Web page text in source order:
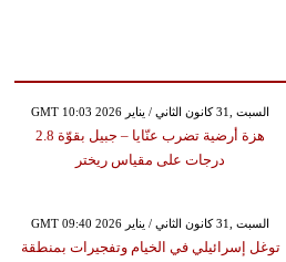
GMT 10:03 2026 السبت ,31 كانون الثاني / يناير
هزة أرضية تضرب عنّايا – جبيل بقوّة 2.8
درجات على مقياس ريختر
GMT 09:40 2026 السبت ,31 كانون الثاني / يناير
توغل إسرائيلي في الخيام وتفجيرات بمنطقة